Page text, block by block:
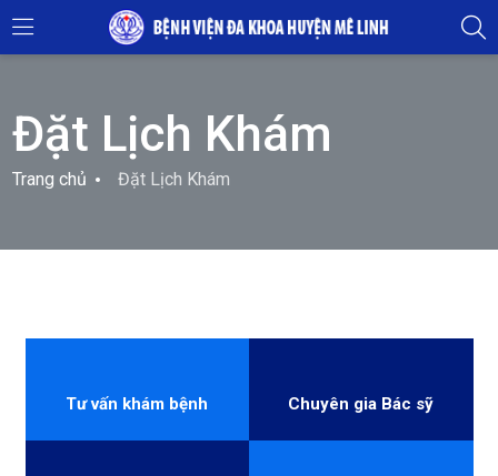
Đặt Lịch Khám
Trang chủ Đặt Lịch Khám
Tư vấn khám bệnh Chuyên gia Bác sỹ